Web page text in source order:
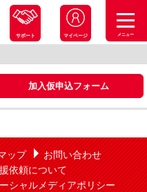
サポート マイページ メニュー
加入仮申込フォーム
ップ
お問い合わせ
依頼について
シャルメディアポリシー